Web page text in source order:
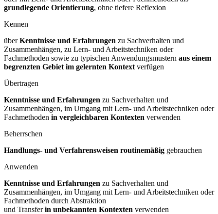
grundlegende Orientierung, ohne tiefere Reflexion
Kennen
überKenntnisse und Erfahrungen zu Sachverhalten und
Zusammenhängen, zu Lern- und Arbeitstechniken oder
Fachmethoden sowie zu typischen Anwendungsmustern aus einem
begrenzten Gebiet im gelernten Kontext verfügen
Übertragen
Kenntnisse und Erfahrungen zu Sachverhalten und
Zusammenhängen, im Umgang mit Lern- und Arbeitstechniken oder
Fachmethoden in vergleichbaren Kontexten verwenden
Beherrschen
Handlungs- und Verfahrensweisen routinemäßig gebrauchen
Anwenden
Kenntnisse und Erfahrungen zu Sachverhalten und
Zusammenhängen, im Umgang mit Lern- und Arbeitstechniken oder
Fachmethoden durch Abstraktion
und Transferin unbekannten Kontexten verwenden